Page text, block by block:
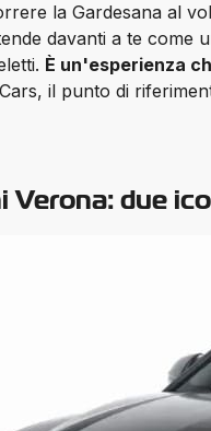
la Gardesana al
davanti a te
È un'esperienza
il punto di
Verona: due